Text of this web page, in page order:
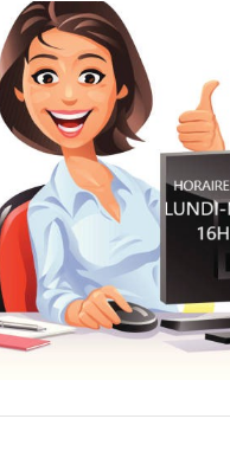
Programme en PDF